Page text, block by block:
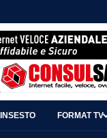
FORMAT TV